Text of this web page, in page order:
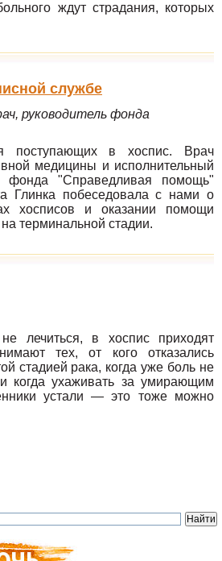
ждут страдания, которых
службе
руководитель фонда
поступающих в хоспис. Врач
медицины и исполнительный
фонда "Справедливая помощь"
Глинка побеседовала с нами о
хосписов и оказании помощи
терминальной стадии.
лечиться, в хоспис приходят
тех, от кого отказались
стадией рака, когда уже боль не
когда ухаживать за умирающим
устали — это тоже можно